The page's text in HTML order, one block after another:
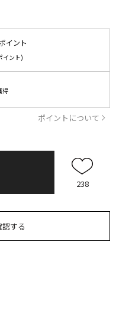
イント
イント)
得
ポイントについて
238
する